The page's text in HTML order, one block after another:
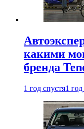
какими
бренда
1 год спустя1